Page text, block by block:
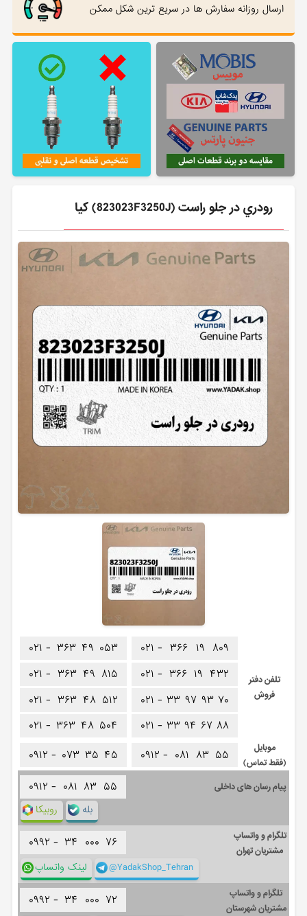
ارسال روزانه سفارش ها در سریع ترین شکل ممکن
رودري در جلو راست (823023F3250J) کیا
تلفن دفتر
فروش
۰۲۱ - ۳۶۶ ۱۹ ۸۰۹
۰۲۱ - ۳۶۶ ۱۹ ۴۳۲
۰۲۱ - ۳۳ ۹۷ ۹۳ ۷۰
۰۲۱ - ۳۳ ۹۴ ۶۷ ۸۸
۰۲۱ - ۳۶۳ ۴۹ ۰۵۳
۰۲۱ - ۳۶۳ ۴۹ ۸۱۵
۰۲۱ - ۳۶۳ ۴۸ ۵۱۲
۰۲۱ - ۳۶۳ ۴۸ ۵۰۴
موبایل
(فقط تماس)
۰۹۱۲ - ۰۸۱ ۸۳ ۵۵ ۰۹۱۲ - ۰۷۳ ۳۵ ۴۵
پیام رسان های داخلی ۰۹۱۲ - ۰۸۱ ۸۳ ۵۵
روبیکا بله
تلگرام و واتساپ
مشتریان تهران
۰۹۹۲ - ۳۴ ۰۰۰ ۷۶
لینک واتساپ @YadakShop_Tehran
تلگرام و واتساپ
مشتریان شهرستان
۰۹۹۲ - ۳۴ ۰۰۰ ۷۲